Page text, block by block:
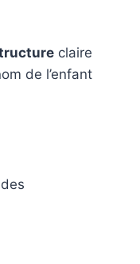
claire
de l’enfant